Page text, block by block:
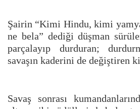
Şairin “Kimi Hindu, kimi
ne bela” dediği düşman
parçalayıp durduran;
savaşın kaderini de değiştiren
Savaş sonrası